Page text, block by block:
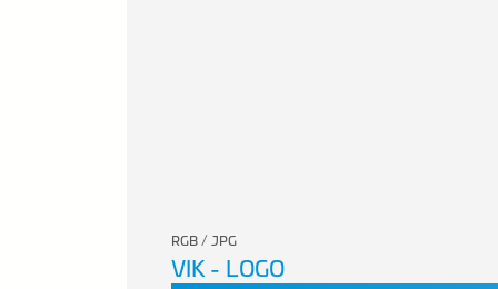
RGB / JPG
VIK - LOGO